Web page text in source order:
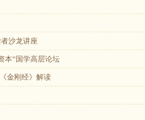
沙龙讲座
本”国学高层论坛
金刚经》解读